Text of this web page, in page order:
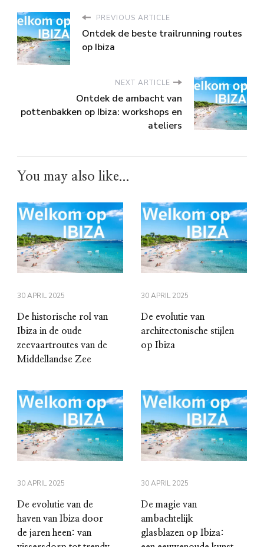
PREVIOUS ARTICLE
Ontdek de beste trailrunning routes
op Ibiza
NEXT ARTICLE
Ontdek de ambacht van
pottenbakken op Ibiza: workshops en
ateliers
You may also like...
30 APRIL 2025
De historische rol van
Ibiza in de oude
zeevaartroutes van de
Middellandse Zee
30 APRIL 2025
De evolutie van
architectonische stijlen
op Ibiza
30 APRIL 2025
De evolutie van de
haven van Ibiza door
de jaren heen: van
30 APRIL 2025
De magie van
ambachtelijk
glasblazen op Ibiza: